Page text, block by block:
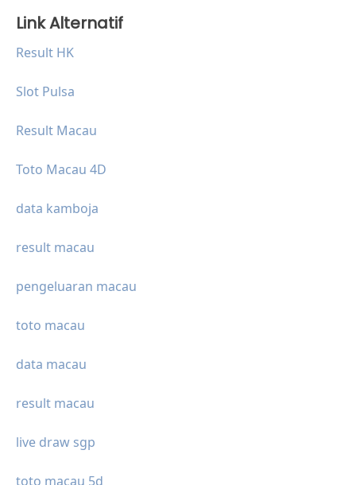
Link Alternatif
Result HK
Slot Pulsa
Result Macau
Toto Macau 4D
data kamboja
result macau
pengeluaran macau
toto macau
data macau
result macau
live draw sgp
toto macau 5d